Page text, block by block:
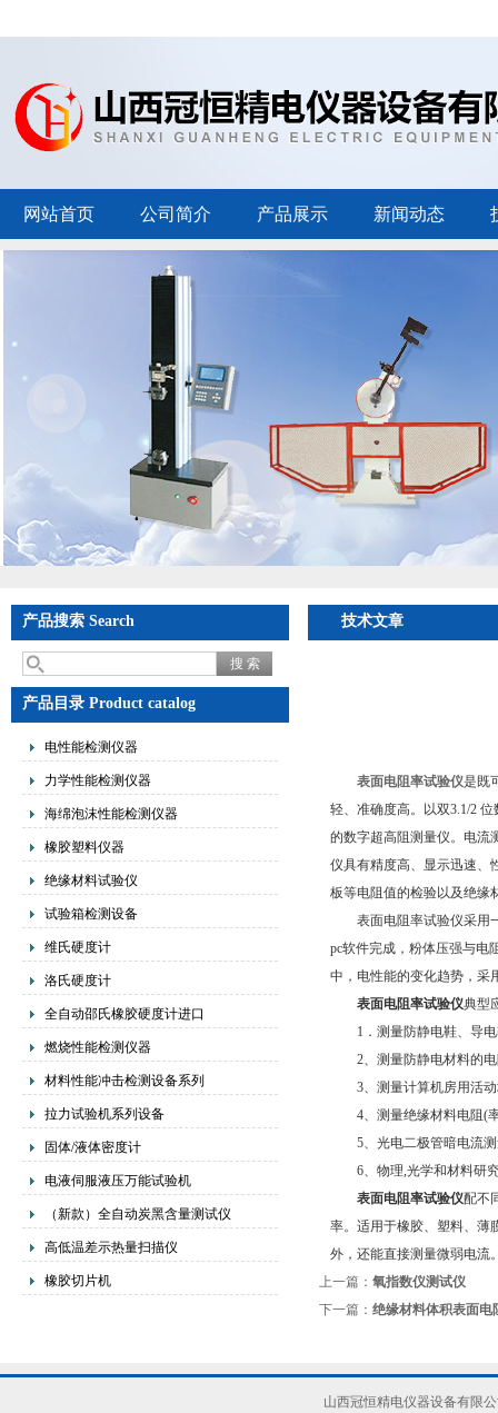
网站首页 公司简介 产品展示 新闻动态
产品搜索 Search
产品目录 Product catalog
电性能检测仪器
力学性能检测仪器
海绵泡沫性能检测仪器
橡胶塑料仪器
绝缘材料试验仪
试验箱检测设备
维氏硬度计
洛氏硬度计
全自动邵氏橡胶硬度计进口
燃烧性能检测仪器
材料性能冲击检测设备系列
拉力试验机系列设备
固体/液体密度计
电液伺服液压万能试验机
（新款）全自动炭黑含量测试仪
高低温差示热量扫描仪
橡胶切片机
技术文章
表面电阻率试验仪是既
轻、准确度高。以双3.1/2
的数字超高阻测量仪。电流
仪具有精度高、显示迅速、
板等电阻值的检验以及绝缘
表面电阻率试验仪采用一
pc软件完成，粉体压强与电
中，电性能的变化趋势，采
表面电阻率试验仪典型
1．测量防静电鞋、导电
2、测量防静电材料的电
3、测量计算机房用活动
4、测量绝缘材料电阻(
5、光电二极管暗电流测
6、物理,光学和材料研
表面电阻率试验仪配不
率。适用于橡胶、塑料、薄
外，还能直接测量微弱电流
上一篇： 氧指数仪测试仪
下一篇： 绝缘材料体积表面
山西冠恒精电仪器设备有限